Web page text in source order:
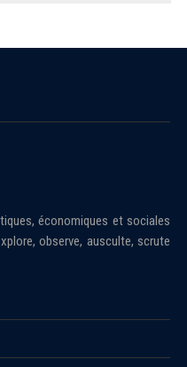
économiques et sociales
observe, ausculte, scrute